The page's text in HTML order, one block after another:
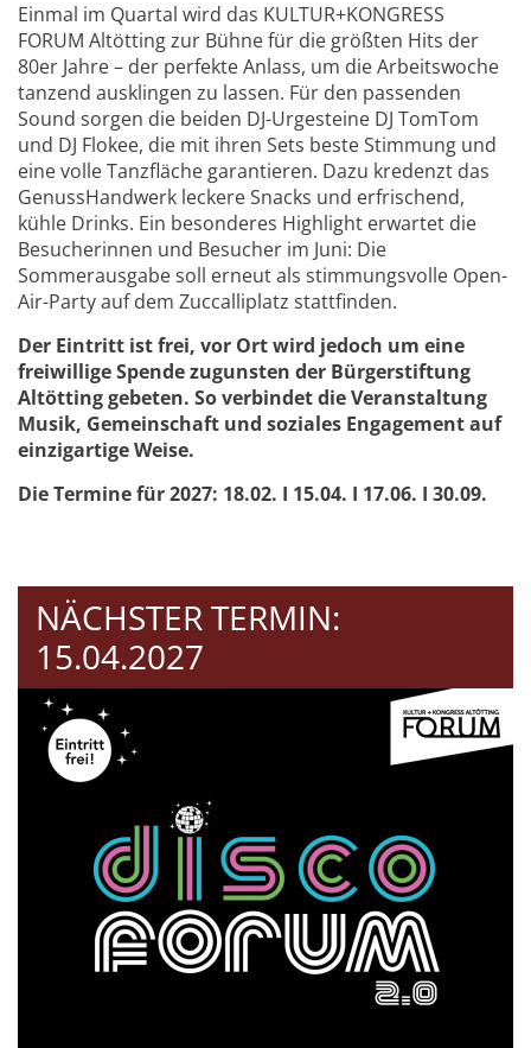
Einmal im Quartal wird das KULTUR+KONGRESS
FORUM Altötting zur Bühne für die größten Hits der
80er Jahre – der perfekte Anlass, um die Arbeitswoche
tanzend ausklingen zu lassen. Für den passenden
Sound sorgen die beiden DJ-Urgesteine DJ TomTom
und DJ Flokee, die mit ihren Sets beste Stimmung und
eine volle Tanzfläche garantieren. Dazu kredenzt das
GenussHandwerk leckere Snacks und erfrischend,
kühle Drinks. Ein besonderes Highlight erwartet die
Besucherinnen und Besucher im Juni: Die
Sommerausgabe soll erneut als stimmungsvolle Open-
Air-Party auf dem Zuccalliplatz stattfinden.
Der Eintritt ist frei, vor Ort wird jedoch um eine
freiwillige Spende zugunsten der Bürgerstiftung
Altötting gebeten. So verbindet die Veranstaltung
Musik, Gemeinschaft und soziales Engagement auf
einzigartige Weise.
Die Termine für 2027: 18.02. I 15.04. I 17.06. I 30.09.
NÄCHSTER TERMIN:
15.04.2027